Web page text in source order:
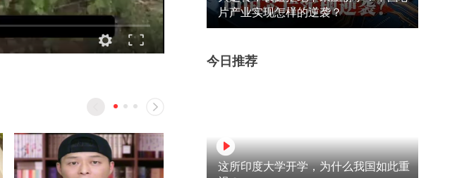
片产业实现怎样的逆袭？
今日推荐
这所印度大学开学，为什么我国如此重